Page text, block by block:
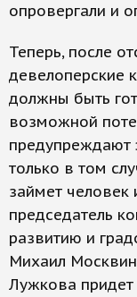
опровергали и
Теперь, после
девелоперские
должны быть
возможной
предупреждают
только в том
займет человек
председатель
развитию и
Михаил
Лужкова придет